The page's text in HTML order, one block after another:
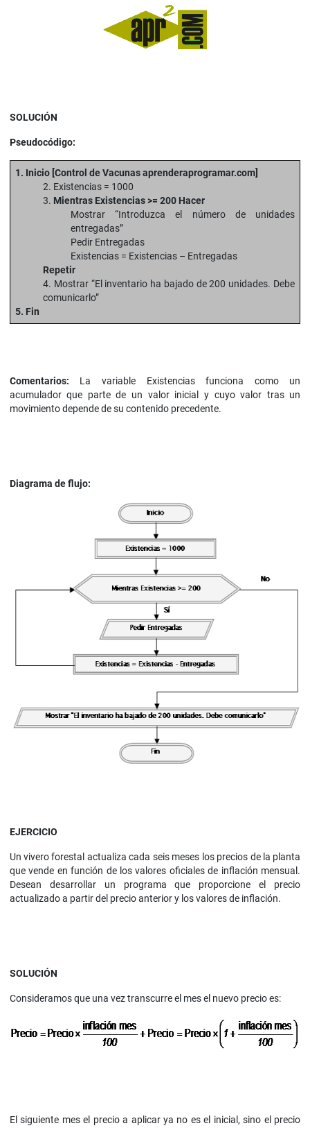
SOLUCIÓN
Pseudocódigo:
1. Inicio [Control de Vacunas aprenderaprogramar.com]
2. Existencias = 1000
3. Mientras Existencias >= 200 Hacer
Mostrar “Introduzca el número de unidades
entregadas”
Pedir Entregadas
Existencias = Existencias – Entregadas
Repetir
4. Mostrar “El inventario ha bajado de 200 unidades. Debe
comunicarlo”
5. Fin
Comentarios: La variable Existencias funciona como un
acumulador que parte de un valor inicial y cuyo valor tras un
movimiento depende de su contenido precedente.
Diagrama de flujo:
EJERCICIO
Un vivero forestal actualiza cada seis meses los precios de la planta
que vende en función de los valores oficiales de inflación mensual.
Desean desarrollar un programa que proporcione el precio
actualizado a partir del precio anterior y los valores de inflación.
SOLUCIÓN
Consideramos que una vez transcurre el mes el nuevo precio es:
El siguiente mes el precio a aplicar ya no es el inicial, sino el precio